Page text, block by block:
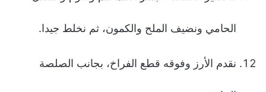
الحامي ونضيف الملح والكمون، ثم نخلط جيدا.
نقدم الأرز وفوقه قطع الفراخ، بجانب الصلصة